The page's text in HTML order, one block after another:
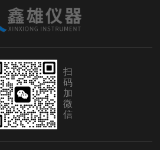
扫
码
加
微
信